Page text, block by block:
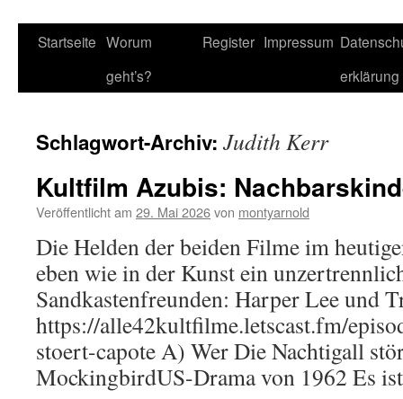
Startseite Worum
geht’s?
Register Impressum
erklärung
Schlagwort-Archiv: Judith Kerr
Kultfilm Azubis:
Veröffentlicht am 29. Mai 2026von montyarnold
Die Helden der beiden Filme im
eben wie in der Kunst ein
Sandkastenfreunden: Harper Lee und
https://alle42kultfilme.letscast.fm/
stoert-capote A) Wer Die Nachtigall
MockingbirdUS-Drama von 1962 Es